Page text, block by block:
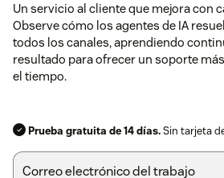
Un servicio al cliente que mejora con
Observe cómo los agentes de IA
todos los canales, aprendiendo
resultado para ofrecer un soporte
el tiempo.
Prueba gratuita de 14 días.Sin tarjeta